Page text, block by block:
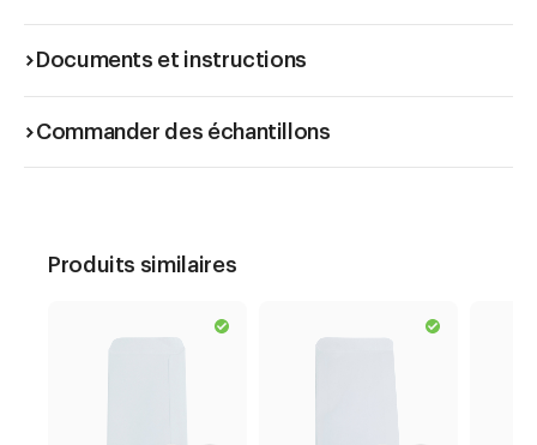
Documents et instructions
Commander des échantillons
Produits similaires